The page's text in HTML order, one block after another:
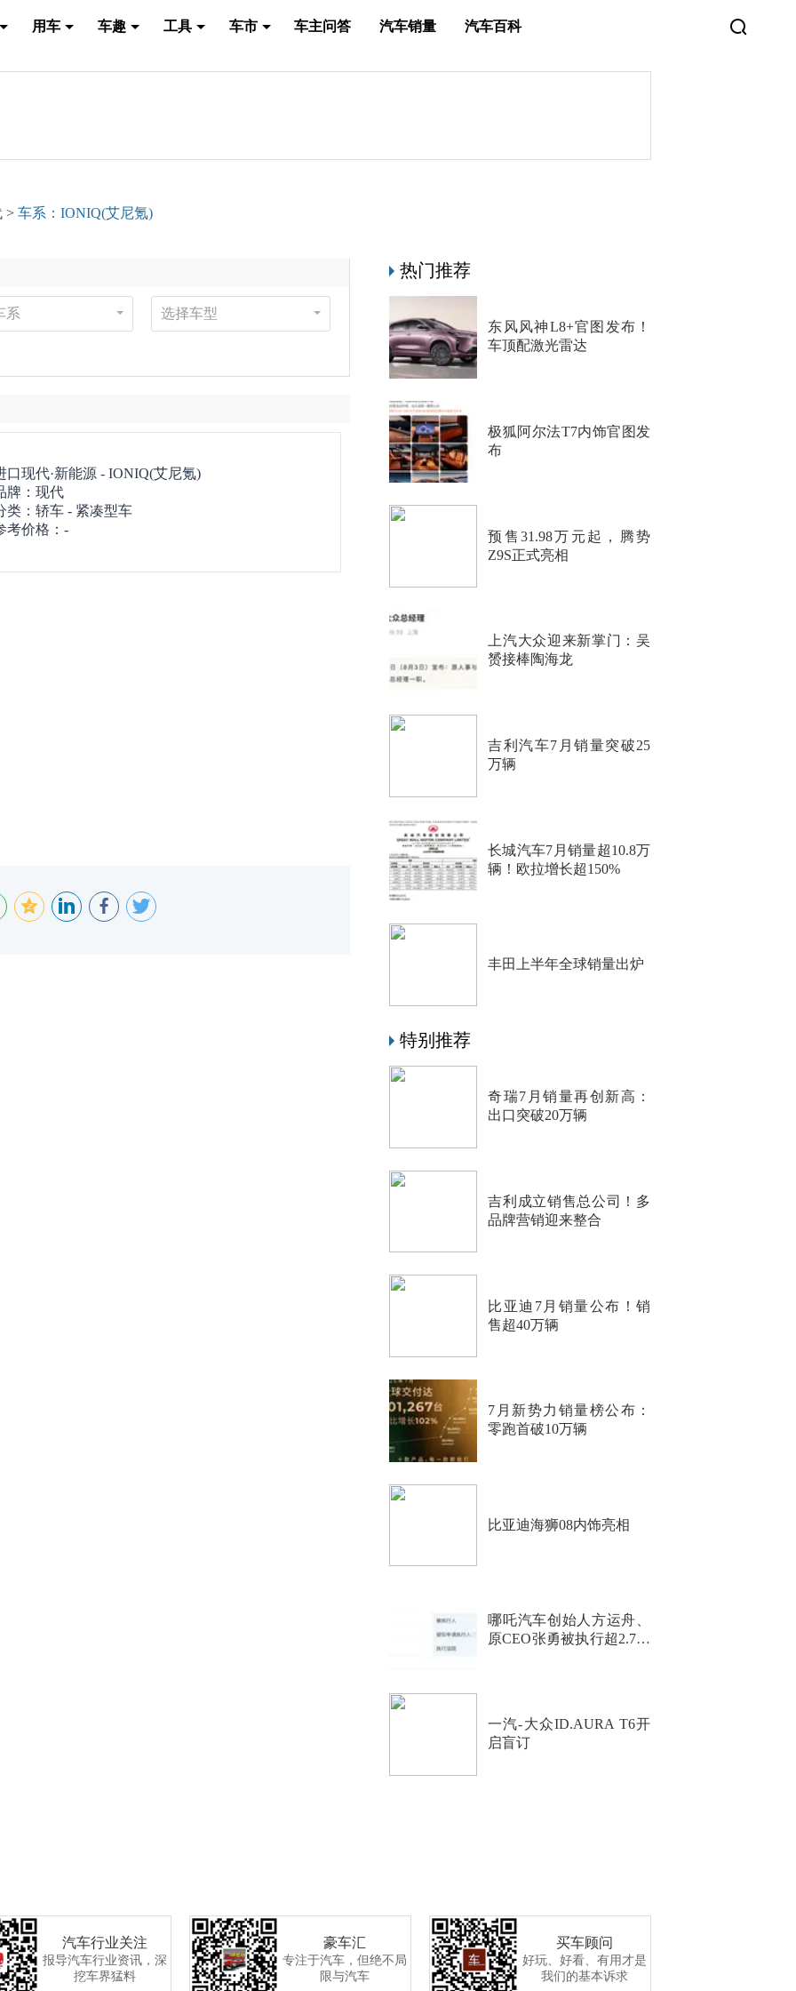
用车 车趣 工具 车市 车主问答 汽车销量 汽车百科
>车系：IONIQ(艾尼氪)
系 选择车型
口现代·新能源 - IONIQ(艾尼氪)
牌： 现代
类：轿车 - 紧凑型车
考价格：-
热门推荐
东风风神L8+官图发布！
车顶配激光雷达
极狐阿尔法T7内饰官图发
布
预售31.98万元起，腾势
Z9S正式亮相
上汽大众迎来新掌门：吴
赟接棒陶海龙
吉利汽车7月销量突破25
万辆
长城汽车7月销量超10.8万
辆！欧拉增长超150%
丰田上半年全球销量出炉
特别推荐
奇瑞7月销量再创新高：
出口突破20万辆
吉利成立销售总公司！多
品牌营销迎来整合
比亚迪7月销量公布！销
售超40万辆
7月新势力销量榜公布：
零跑首破10万辆
比亚迪海狮08内饰亮相
哪吒汽车创始人方运舟、
原CEO张勇被执行超2.7亿
一汽-大众ID.AURA T6开
启盲订
汽车行业关注
报导汽车行业资讯，深
挖车界猛料
豪车汇
专注于汽车，但绝不局
限与汽车
买车顾问
好玩、好看、有用才是
我们的基本诉求